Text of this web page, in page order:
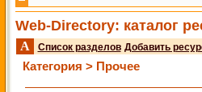
Web-Directory: каталог
A Список разделов Добавить
Категория > Прочее